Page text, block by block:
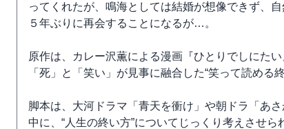
ってくれたが、鳴海としては結婚が想像できず、
５年ぶりに再会することになるが…。
原作は、カレー沢薫による漫画『ひとりでしにた
「死」と「笑い」が見事に融合した“笑って読める
脚本は、大河ドラマ「青天を衝け」や朝ドラ「あ
中に、“人生の終い方”についてじっくり考えさせ